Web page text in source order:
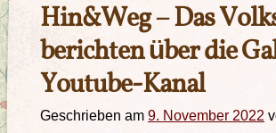
Hin&Weg – Das
berichten über die
Youtube-Kanal
Geschrieben am 9. November 2022